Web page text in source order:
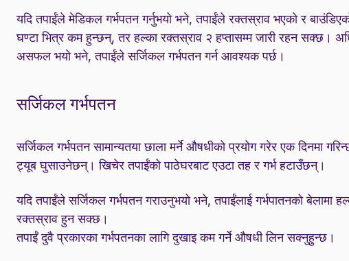
यदि तपाईंले मेडिकल गर्भपतन गर्नुभयो भने, तपाईंले रक्तस्राव भएको र
घण्टा भित्र कम हुन्छन्, तर हल्का रक्तस्राव २ हप्तासम्म जारी रहन सक्छ।
असफल भयो भने, तपाईंले सर्जिकल गर्भपतन गर्न आवश्यक पर्छ।
सर्जिकल गर्भपतन
सर्जिकल गर्भपतन सामान्यतया छाला मर्ने औषधीको प्रयोग गरेर एक दिनमा
ट्यूब घुसाउनेछन्। खिचेर तपाईंको पाठेघरबाट एउटा तह र गर्भ हटाउँछन्।
यदि तपाईंले सर्जिकल गर्भपतन गराउनुभयो भने, तपाईंलाई गर्भपातनको
रक्तस्राव हुन सक्छ।
तपाईं दुवै प्रकारका गर्भपतनका लागि दुखाइ कम गर्ने औषधी लिन सक्नुहुन्छ।